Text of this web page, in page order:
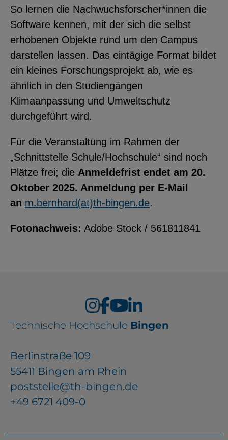
So lernen die Nachwuchsforscher*innen die
Software kennen, mit der sich die selbst
erhobenen Objekte rund um den Campus
darstellen lassen. Das eintägige Format bildet
ein kleines Forschungsprojekt ab, wie es
ähnlich in den Studiengängen
Klimaanpassung und Umweltschutz
durchgeführt wird.
Für die Veranstaltung im Rahmen der
„Schnittstelle Schule/Hochschule“ sind noch
Plätze frei; die Anmeldefrist endet am 20.
Oktober 2025. Anmeldung per E-Mail
an m.bernhard(at)th-bingen.de.
Fotonachweis: Adobe Stock / 561811841
Technische Hochschule Bingen
Berlinstraße 109
55411 Bingen am Rhein
poststelle@th-bingen.de
+49 6721 409-0
ChatBot